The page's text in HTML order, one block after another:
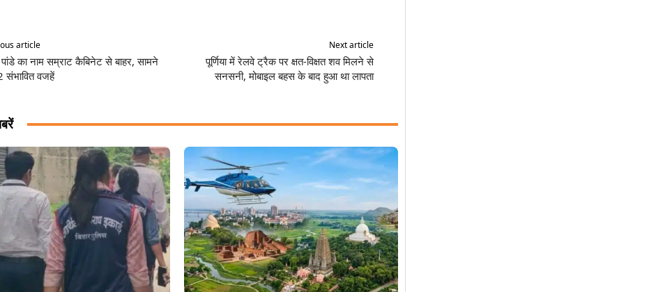
article
का नाम सम्राट कैबिनेट से बाहर, सामने
वजहें
Next article
पूर्णिया में रेलवे ट्रैक पर क्षत-विक्षत शव मिलने से
सनसनी, मोबाइल बहस के बाद हुआ था लापता